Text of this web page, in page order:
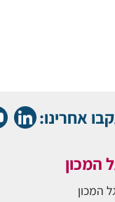
אחרינו:
המכון
המכון